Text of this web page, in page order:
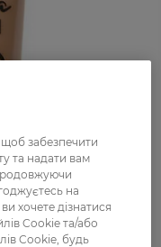
забезпечити
та надати вам
на
хочете дізнатися
Cookie та/або
Cookie, будь